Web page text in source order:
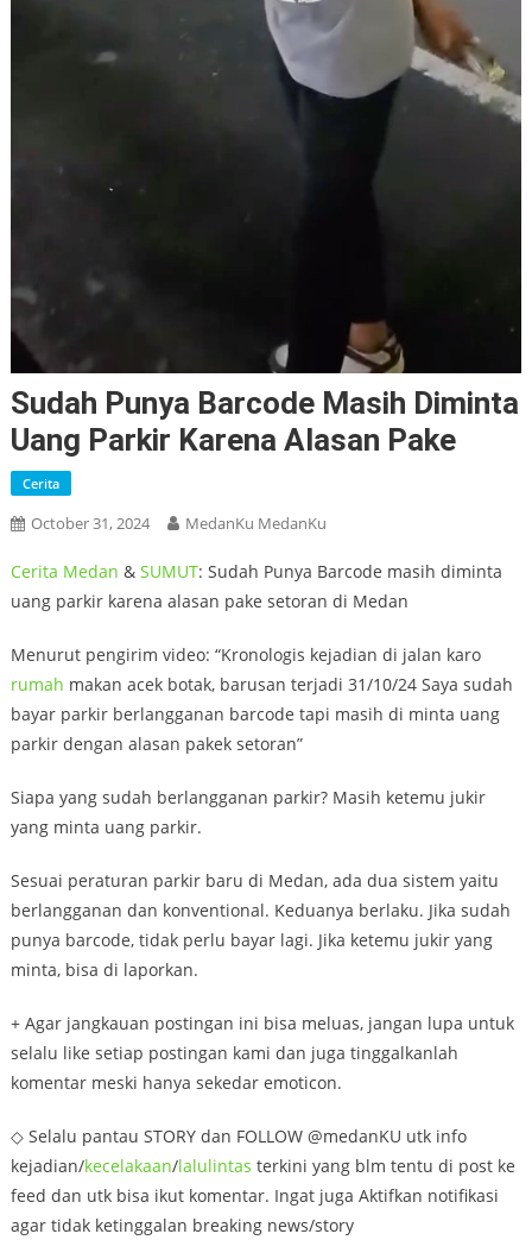
Sudah Punya Barcode Masih Diminta
Uang Parkir Karena Alasan Pake
Cerita
October 31, 2024 MedanKu MedanKu
Cerita Medan & SUMUT: Sudah Punya Barcode masih diminta
uang parkir karena alasan pake setoran di Medan
Menurut pengirim video: “Kronologis kejadian di jalan karo
rumah makan acek botak, barusan terjadi 31/10/24 Saya sudah
bayar parkir berlangganan barcode tapi masih di minta uang
parkir dengan alasan pakek setoran”
Siapa yang sudah berlangganan parkir? Masih ketemu jukir
yang minta uang parkir.
Sesuai peraturan parkir baru di Medan, ada dua sistem yaitu
berlangganan dan konventional. Keduanya berlaku. Jika sudah
punya barcode, tidak perlu bayar lagi. Jika ketemu jukir yang
minta, bisa di laporkan.
+ Agar jangkauan postingan ini bisa meluas, jangan lupa untuk
selalu like setiap postingan kami dan juga tinggalkanlah
komentar meski hanya sekedar emoticon.
◇ Selalu pantau STORY dan FOLLOW @medanKU utk info
kejadian/kecelakaan/lalulintas terkini yang blm tentu di post ke
feed dan utk bisa ikut komentar. Ingat juga Aktifkan notifikasi
agar tidak ketinggalan breaking news/story